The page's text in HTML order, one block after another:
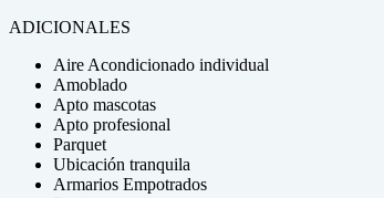
ADICIONALES
Aire Acondicionado individual
Amoblado
Apto mascotas
Apto profesional
Parquet
Ubicación tranquila
Armarios Empotrados